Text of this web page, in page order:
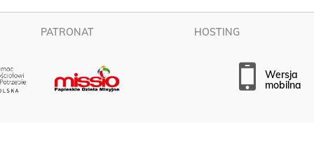
PATRONAT HOSTING
wersja
mobilna